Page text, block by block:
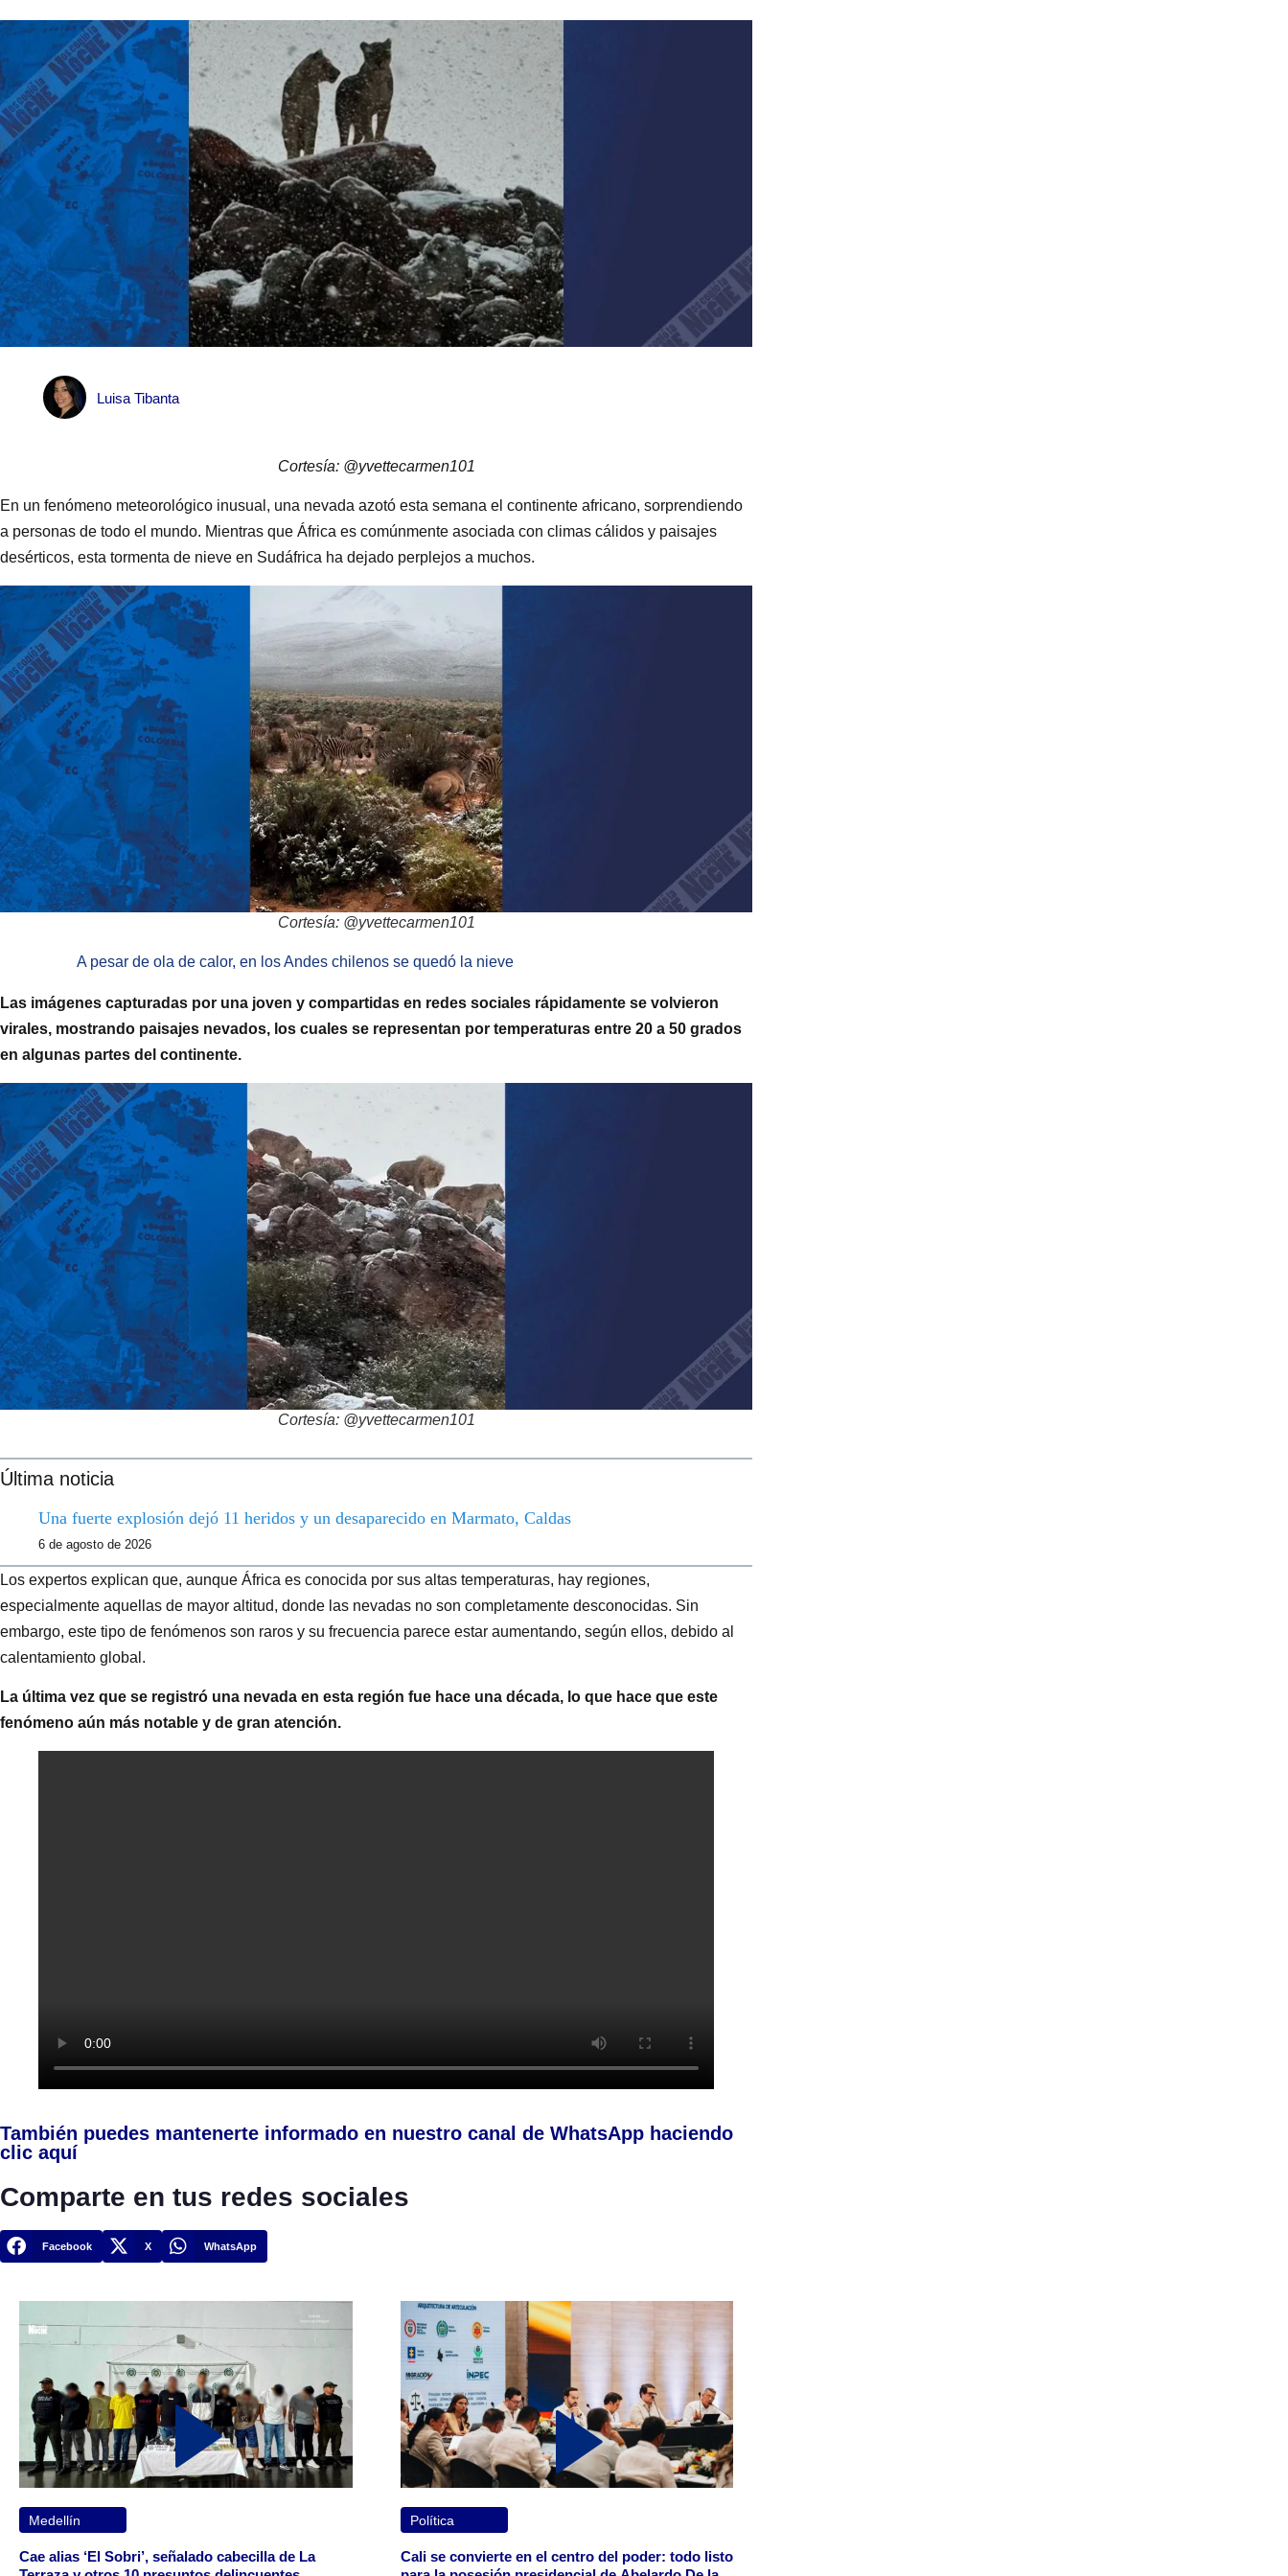
Luisa Tibanta
Cortesía: @yvettecarmen101
En un fenómeno meteorológico inusual, una nevada azotó esta semana el continente africano, sorprendiendo
a personas de todo el mundo. Mientras que África es comúnmente asociada con climas cálidos y paisajes
desérticos, esta tormenta de nieve en Sudáfrica ha dejado perplejos a muchos.
Cortesía: @yvettecarmen101
A pesar de ola de calor, en los Andes chilenos se quedó la nieve
Las imágenes capturadas por una joven y compartidas en redes sociales rápidamente se volvieron
virales, mostrando paisajes nevados, los cuales se representan por temperaturas entre 20 a 50 grados
en algunas partes del continente.
Cortesía: @yvettecarmen101
Última noticia
Una fuerte explosión dejó 11 heridos y un desaparecido en Marmato, Caldas
6 de agosto de 2026
Los expertos explican que, aunque África es conocida por sus altas temperaturas, hay regiones,
especialmente aquellas de mayor altitud, donde las nevadas no son completamente desconocidas. Sin
embargo, este tipo de fenómenos son raros y su frecuencia parece estar aumentando, según ellos, debido al
calentamiento global.
La última vez que se registró una nevada en esta región fue hace una década, lo que hace que este
fenómeno aún más notable y de gran atención.
También puedes mantenerte informado en nuestro canal de WhatsApp haciendo
clic aquí
Comparte en tus redes sociales
Facebook X WhatsApp
Medellín
Cae alias ‘El Sobri’, señalado cabecilla de La
Política
Cali se convierte en el centro del poder: todo listo